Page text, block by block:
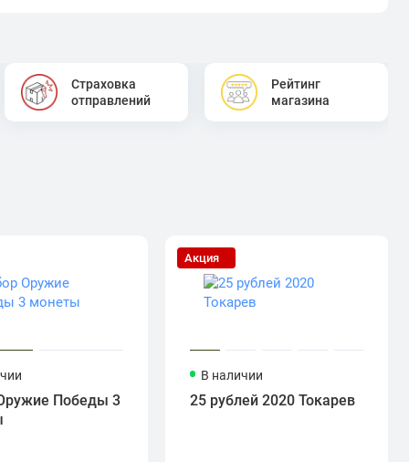
Страховка
отправлений
Рейтинг
магазина
Победы 3
Акция
В наличии
25 рублей 2020 Токарев